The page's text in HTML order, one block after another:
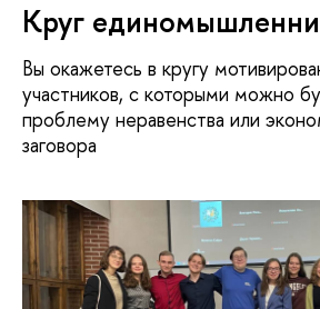
Круг
ы окажетесь в кругу
участников, с которыми можно
проблему неравенства или
заговора